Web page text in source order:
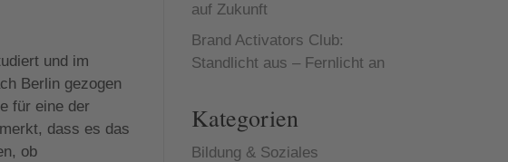
und im
Berlin gezogen
für eine der
dass es das
ob
auf Zukunft
Brand Activators Club:
Standlicht aus – Fernlicht an
Kategorien
Bildung & Soziales